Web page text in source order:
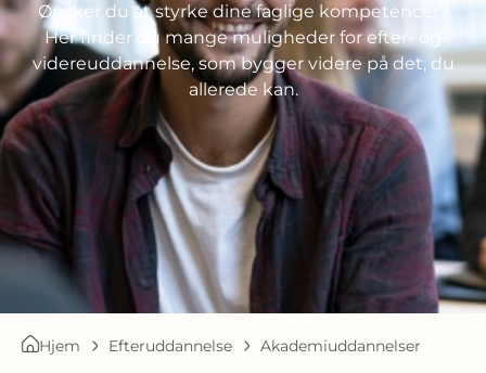
Ønsker du at styrke dine faglige kompetencer?
Her finder du mange muligheder for efter- og
videreuddannelse, som bygger videre på det, du
allerede kan.
Hjem Efteruddannelse Akademiuddannelser